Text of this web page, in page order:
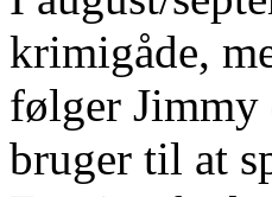
krimigåde,
følger Jimmy
bruger til at